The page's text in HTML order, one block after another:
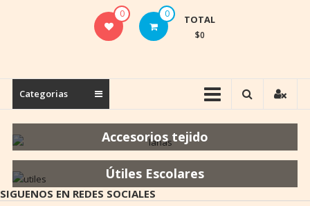
0 0 TOTAL
$0
Categorias
Accesorios tejido
Útiles Escolares
SIGUENOS EN REDES SOCIALES